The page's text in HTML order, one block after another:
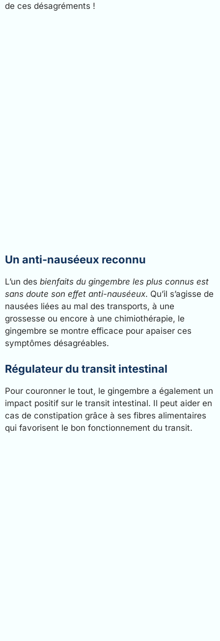
de ces désagréments !
Un anti-nauséeux reconnu
L’un des bienfaits du gingembre les plus connus est
sans doute son effet anti-nauséeux. Qu’il s’agisse de
nausées liées au mal des transports, à une
grossesse ou encore à une chimiothérapie, le
gingembre se montre efficace pour apaiser ces
symptômes désagréables.
Régulateur du transit intestinal
Pour couronner le tout, le gingembre a également un
impact positif sur le transit intestinal. Il peut aider en
cas de constipation grâce à ses fibres alimentaires
qui favorisent le bon fonctionnement du transit.